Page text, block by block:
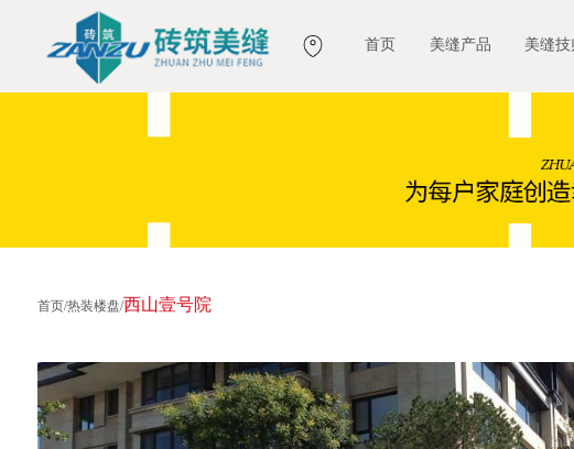
首页 美缝产品 美缝技
首页/热装楼盘/西山壹号院